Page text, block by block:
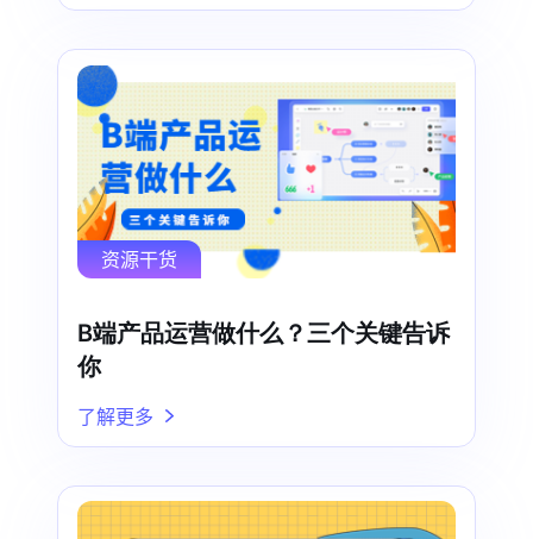
资源干货
B端产品运营做什么？三个关键告诉
你
了解更多